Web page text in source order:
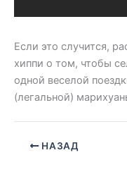
Если это случится,
хиппи о том, чтобы
одной веселой
(легальной)
НАЗАД